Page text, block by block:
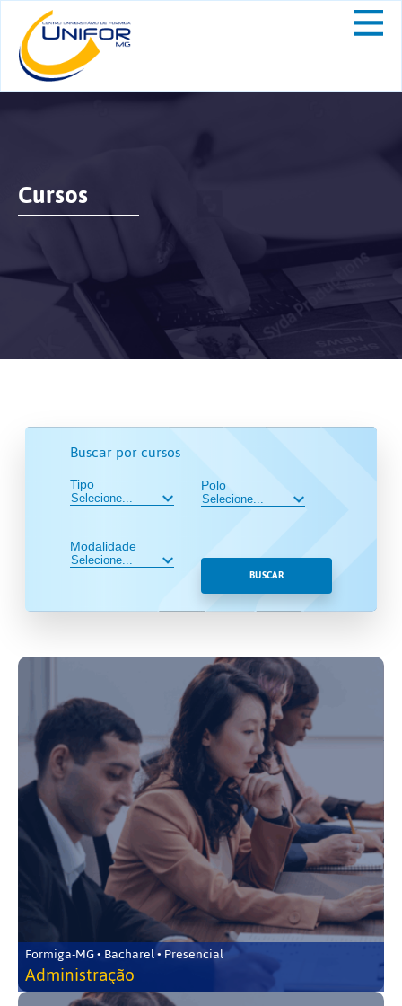
Cursos
Buscar por cursos
Tipo
Modalidade
Polo
BUSCAR
Formiga-MG • Bacharel • Presencial
Administração